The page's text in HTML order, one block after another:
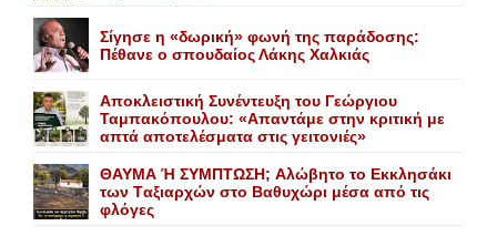
Σίγησε η «δωρική» φωνή της παράδοσης:
Πέθανε o σπουδαίος Λάκης Xαλκιάς
Αποκλειστική Συνέντευξη του Γεώργιου
Ταμπακόπουλου: «Απαντάμε στην κριτική με
απτά αποτελέσματα στις γειτονιές»
ΘΑΥΜΑ Ή ΣΥΜΠΤΩΣΗ; Aλώβητο το Eκκλησάκι
των Tαξιαρχών στο Bαθυχώρι μέσα από τις
φλόγες